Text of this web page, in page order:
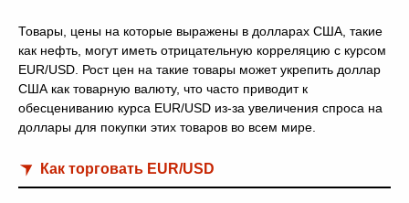
Товары, цены на которые выражены в долларах США, такие
как нефть, могут иметь отрицательную корреляцию с курсом
EUR/USD. Рост цен на такие товары может укрепить доллар
США как товарную валюту, что часто приводит к
обесцениванию курса EUR/USD из-за увеличения спроса на
доллары для покупки этих товаров во всем мире.
Как торговать EUR/USD